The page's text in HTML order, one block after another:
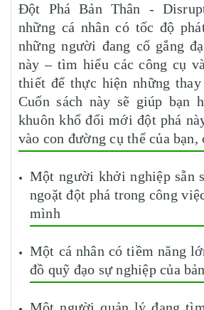
Đột Phá Bản Thân -
những cá nhân có tốc độ
những người đang cố gắng
này – tìm hiểu các công cụ
thiết để thực hiện những
Cuốn sách này sẽ giúp bạn
khuôn khổ đổi mới đột phá
vào con đường cụ thể của bạn,
Một người khởi nghiệp sẵn
ngoặt đột phá trong công
mình
Một cá nhân có tiềm năng
đồ quỹ đạo sự nghiệp của